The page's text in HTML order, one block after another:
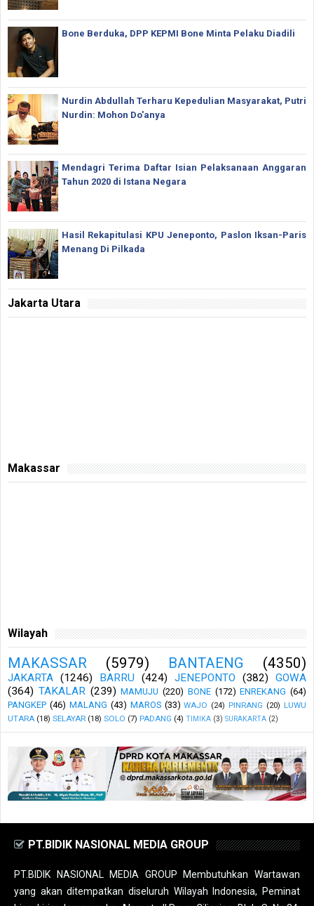
Bone Berduka, DPP KEPMI Bone Minta Pelaku Diadili
Nurdin Abdullah Terharu Kepedulian Masyarakat, Putri
Nurdin: Mohon Do'anya
Mendagri Terima Daftar Isian Pelaksanaan Anggaran
Tahun 2020 di Istana Negara
Hasil Rekapitulasi KPU Jeneponto, Paslon Iksan-Paris
Menang Di Pilkada
Jakarta Utara
Makassar
Wilayah
MAKASSAR (5979) BANTAENG (4350)
JAKARTA (1246) BARRU (424) JENEPONTO (382)
GOWA
(364) TAKALAR (239) MAMUJU (220) BONE (172) ENREKANG (64)
PANGKEP (46) MALANG (43) MAROS (33) WAJO (24) PINRANG (20) LUWU
UTARA (18) SELAYAR (18) SOLO (7) PADANG (4) TIMIKA (3) SURAKARTA (2)
PT.BIDIK NASIONAL MEDIA GROUP
PT.BIDIK NASIONAL MEDIA GROUP Membutuhkan Wartawan
yang akan ditempatkan diseluruh Wilayah Indonesia, Peminat